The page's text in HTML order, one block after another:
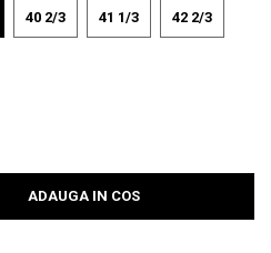
40 2/3 41 1/3 42 2/3
ADAUGA IN COS